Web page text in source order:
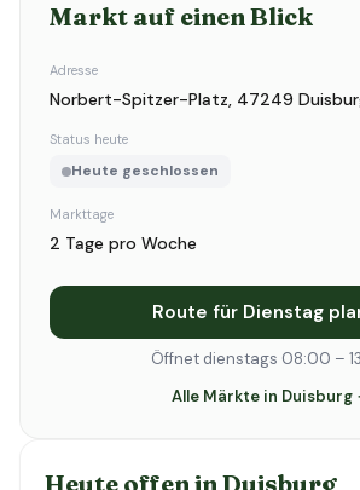
Markt auf einen Blick
Adresse
Norbert-Spitzer-Platz, 47249
Status heute
Heute geschlossen
Markttage
2 Tage pro Woche
Route für Dienstag
Öffnet dienstags 08:00 –
Alle Märkte in Duisburg
Heute offen in Duisburg